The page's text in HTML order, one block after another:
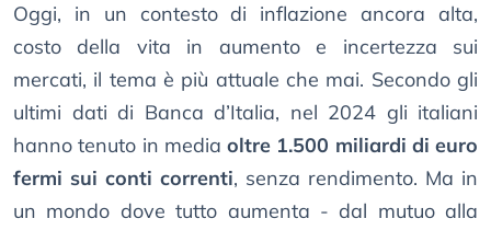
Oggi, in un contesto di inflazione ancora alta,
costo della vita in aumento e incertezza sui
mercati, il tema è più attuale che mai. Secondo gli
ultimi dati di Banca d’Italia, nel 2024 gli italiani
hanno tenuto in media oltre 1.500 miliardi di euro
fermi sui conti correnti, senza rendimento. Ma in
un mondo dove tutto aumenta - dal mutuo alla